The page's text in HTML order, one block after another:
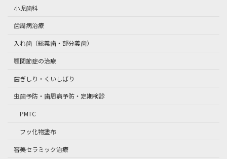
小児歯科
歯周病治療
入れ歯（総義歯・部分義歯）
顎関節症の治療
歯ぎしり・くいしばり
虫歯予防・歯周病予防・定期検診
PMTC
フッ化物塗布
審美セラミック治療